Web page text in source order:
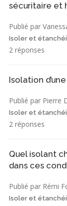
sécuritaire et
Publié par
Isoler et
2 réponses
Isolation
Publié par Pierre
Isoler et
2 réponses
Quel isolant
dans ces
Publié par Rémi
Isoler et